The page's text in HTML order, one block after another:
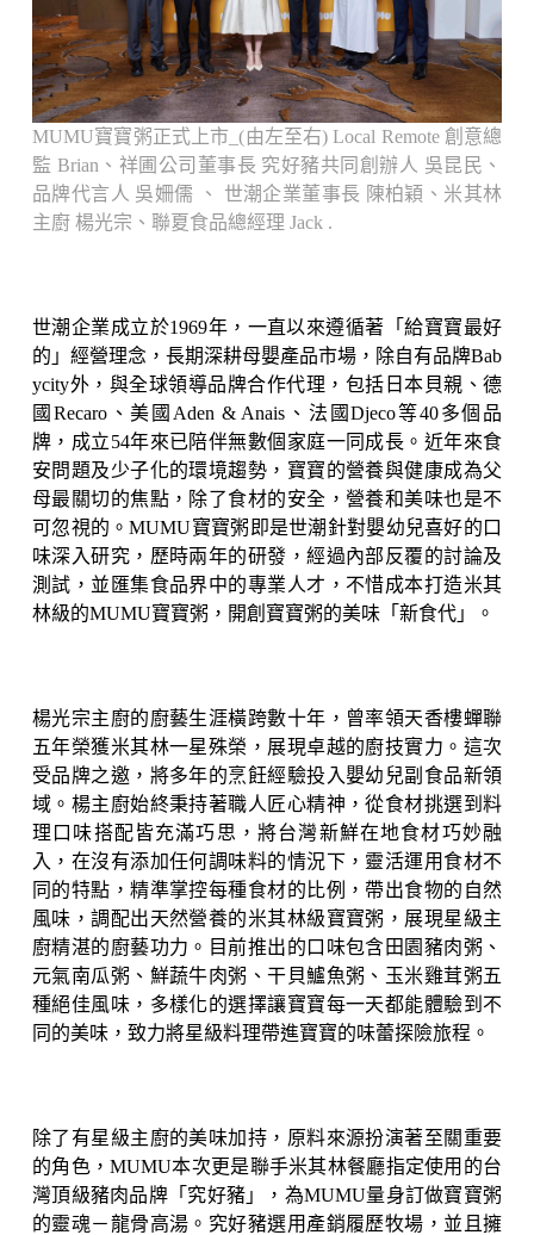
MUMU寶寶粥正式上市_(由左至右) Local Remote 創意總
監 Brian、祥圃公司董事長 究好豬共同創辦人 吳昆民、
品牌代言人 吳姍儒 、 世潮企業董事長 陳柏穎、米其林
主廚 楊光宗、聯夏食品總經理 Jack .
世潮企業成立於1969年，一直以來遵循著「給寶寶最好
的」經營理念，長期深耕母嬰產品市場，除自有品牌Bab
ycity外，與全球領導品牌合作代理，包括日本貝親、德
國Recaro、美國Aden & Anais、法國Djeco等40多個品
牌，成立54年來已陪伴無數個家庭一同成長。近年來食
安問題及少子化的環境趨勢，寶寶的營養與健康成為父
母最關切的焦點，除了食材的安全，營養和美味也是不
可忽視的。MUMU寶寶粥即是世潮針對嬰幼兒喜好的口
味深入研究，歷時兩年的研發，經過內部反覆的討論及
測試，並匯集食品界中的專業人才，不惜成本打造米其
林級的MUMU寶寶粥，開創寶寶粥的美味 「新食代」 。
楊光宗主廚的廚藝生涯橫跨數十年，曾率領天香樓蟬聯
五年榮獲米其林一星殊榮，展現卓越的廚技實力。這次
受品牌之邀，將多年的烹飪經驗投入嬰幼兒副食品新領
域。楊主廚始終秉持著職人匠心精神，從食材挑選到料
理口味搭配皆充滿巧思，將台灣新鮮在地食材巧妙融
入，在沒有添加任何調味料的情況下，靈活運用食材不
同的特點，精準掌控每種食材的比例，帶出食物的自然
風味，調配出天然營養的米其林級寶寶粥，展現星級主
廚精湛的廚藝功力 。 目前推出的口味包含田園豬肉粥、
元氣南瓜粥、鮮蔬牛肉粥、干貝鱸魚粥、玉米雞茸粥五
種絕佳風味，多樣化的選擇讓寶寶每一天都能體驗到不
同的美味，致力將星級料理帶進寶寶的味蕾探險旅程。
除了有星級主廚的美味加持，原料來源扮演著至關重要
的角色，MUMU本次更是聯手米其林餐廳指定使用的台
灣頂級豬肉品牌「究好豬」，為MUMU量身訂做寶寶粥
的靈魂－龍骨高湯。究好豬選用產銷履歷牧場，並且擁